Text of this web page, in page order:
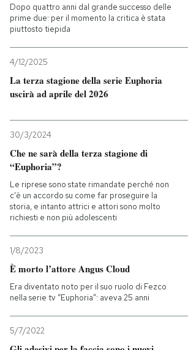
NEWSLETTER
I MIEI PREFERITI
SHOP
CALENDARIO
Entra
Dopo quattro anni dal grande successo delle
prime due: per il momento la critica è stata
piuttosto tiepida
4/12/2025
La terza stagione della serie Euphoria
uscirà ad aprile del 2026
30/3/2024
Che ne sarà della terza stagione di
“Euphoria”?
Le riprese sono state rimandate perché non
c'è un accordo su come far proseguire la
storia, e intanto attrici e attori sono molto
richiesti e non più adolescenti
1/8/2023
È morto l’attore Angus Cloud
Era diventato noto per il suo ruolo di Fezco
nella serie tv “Euphoria”: aveva 25 anni
5/7/2022